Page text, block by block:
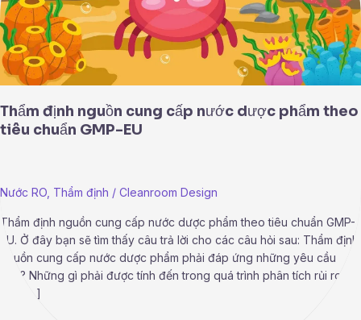
Thẩm định nguồn cung cấp nước dược phẩm theo
tiêu chuẩn GMP-EU
Nước RO Thẩm định / Cleanroom Design
Thẩm định nguồn cung cấp nước dược phẩm theo tiêu chuẩn GMP-
EU. Ở đây bạn sẽ tìm thấy câu trả lời cho các câu hỏi sau: Thẩm định
nguồn cung cấp nước dược phẩm phải đáp ứng những yêu cầu
nào? Những gì phải được tính đến trong quá trình phân tích rủi ro
cho […]
tiêu
chuẩn
GMP-
EU